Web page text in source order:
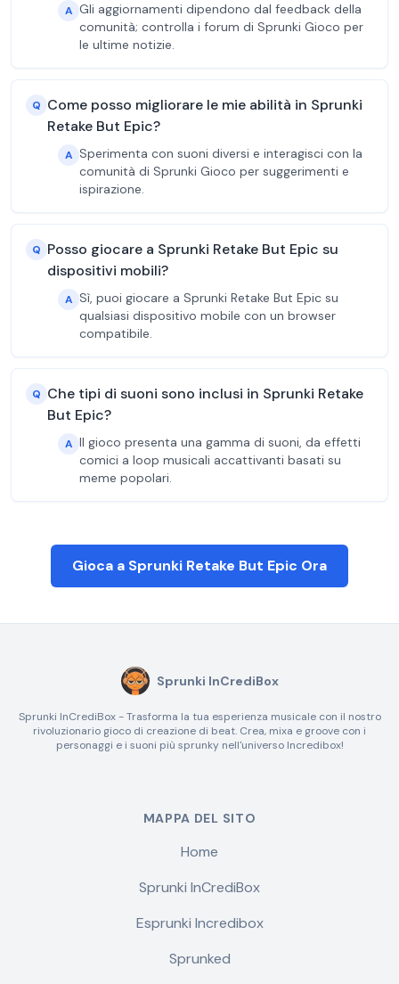
A Gli aggiornamenti dipendono dal feedback della
comunità; controlla i forum di Sprunki Gioco per
le ultime notizie.
Q Come posso migliorare le mie abilità in Sprunki
Retake But Epic?
A Sperimenta con suoni diversi e interagisci con la
comunità di Sprunki Gioco per suggerimenti e
ispirazione.
Q Posso giocare a Sprunki Retake But Epic su
dispositivi mobili?
A Sì, puoi giocare a Sprunki Retake But Epic su
qualsiasi dispositivo mobile con un browser
compatibile.
Q Che tipi di suoni sono inclusi in Sprunki Retake
But Epic?
A Il gioco presenta una gamma di suoni, da effetti
comici a loop musicali accattivanti basati su
meme popolari.
Gioca a Sprunki Retake But Epic Ora
Sprunki InCrediBox
Sprunki InCrediBox - Trasforma la tua esperienza musicale con il nostro
rivoluzionario gioco di creazione di beat. Crea, mixa e groove con i
personaggi e i suoni più sprunky nell'universo Incredibox!
MAPPA DEL SITO
Home
Sprunki InCrediBox
Esprunki Incredibox
Sprunked